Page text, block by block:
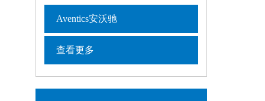
Aventics安沃驰
查看更多